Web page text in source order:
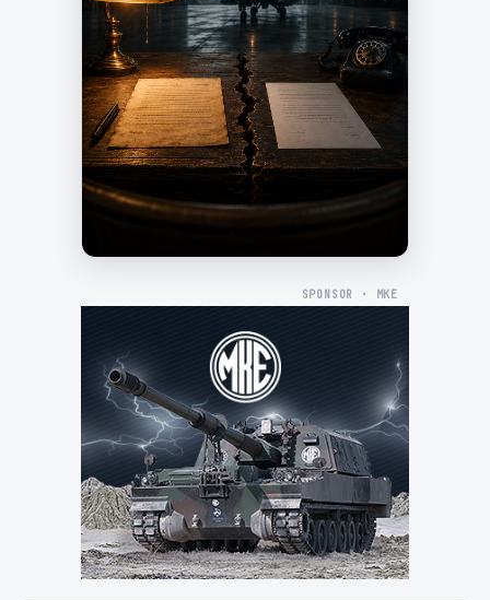
SPONSOR · MKE